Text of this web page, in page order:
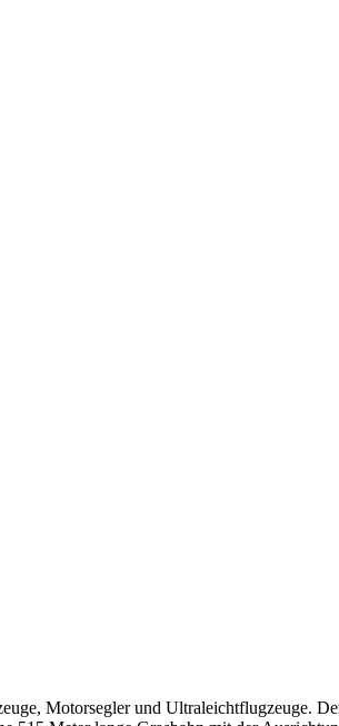
Motorsegler und Ultraleichtflugzeuge.